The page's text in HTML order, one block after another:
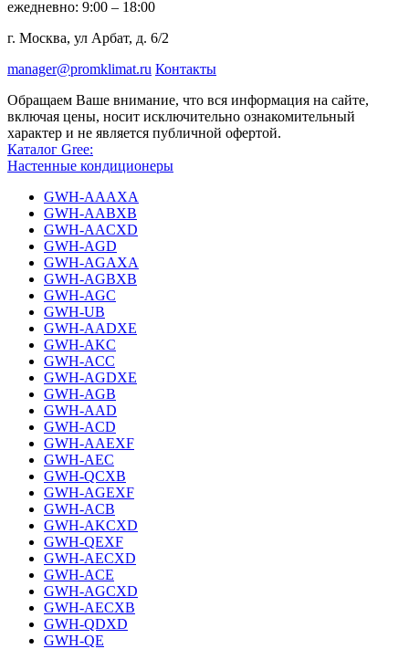
ежедневно: 9:00 – 18:00
г. Москва, ул Арбат, д. 6/2
manager@promklimat.ru Контакты
Обращаем Ваше внимание, что вся информация на сайте,
включая цены, носит исключительно ознакомительный
характер и не является публичной офертой.
Каталог Gree:
Настенные кондиционеры
GWH-AAAXA
GWH-AABXB
GWH-AACXD
GWH-AGD
GWH-AGAXA
GWH-AGBXB
GWH-AGC
GWH-UB
GWH-AADXE
GWH-AKC
GWH-ACC
GWH-AGDXE
GWH-AGB
GWH-AAD
GWH-ACD
GWH-AAEXF
GWH-AEC
GWH-QCXB
GWH-AGEXF
GWH-ACB
GWH-AKCXD
GWH-QEXF
GWH-AECXD
GWH-ACE
GWH-AGCXD
GWH-AECXB
GWH-QDXD
GWH-QE